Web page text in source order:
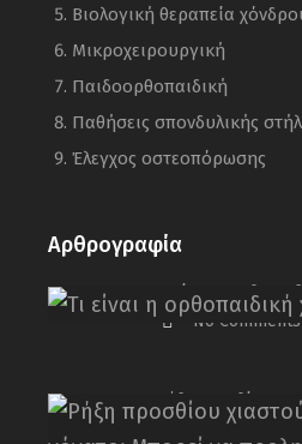
Βιολογική θεραπεία
Μικροχειρουργική
Παιδοορθοπαιδική
Παθήσεις σπονδυλικής
Έλεγχος οστεοπόρωσης
Αρθρογραφία
Τι είναι η
No Comments
Ρήξη προσθίου
γόνατο: Μπορεί να